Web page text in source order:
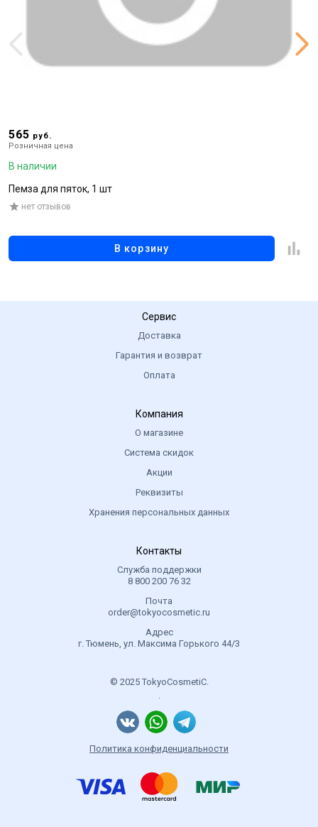
565 руб.
Розничная цена
В наличии
Пемза для пяток, 1 шт
нет отзывов
В корзину
Сервис
Доставка
Гарантия и возврат
Оплата
Компания
О магазине
Система скидок
Акции
Реквизиты
Хранения персональных данных
Контакты
Служба поддержки
8 800 200 76 32
Почта
order@tokyocosmetic.ru
Адрес
г. Тюмень, ул. Максима Горького 44/3
© 2025 TokyoCosmetiC.
.
Политика конфиденциальности